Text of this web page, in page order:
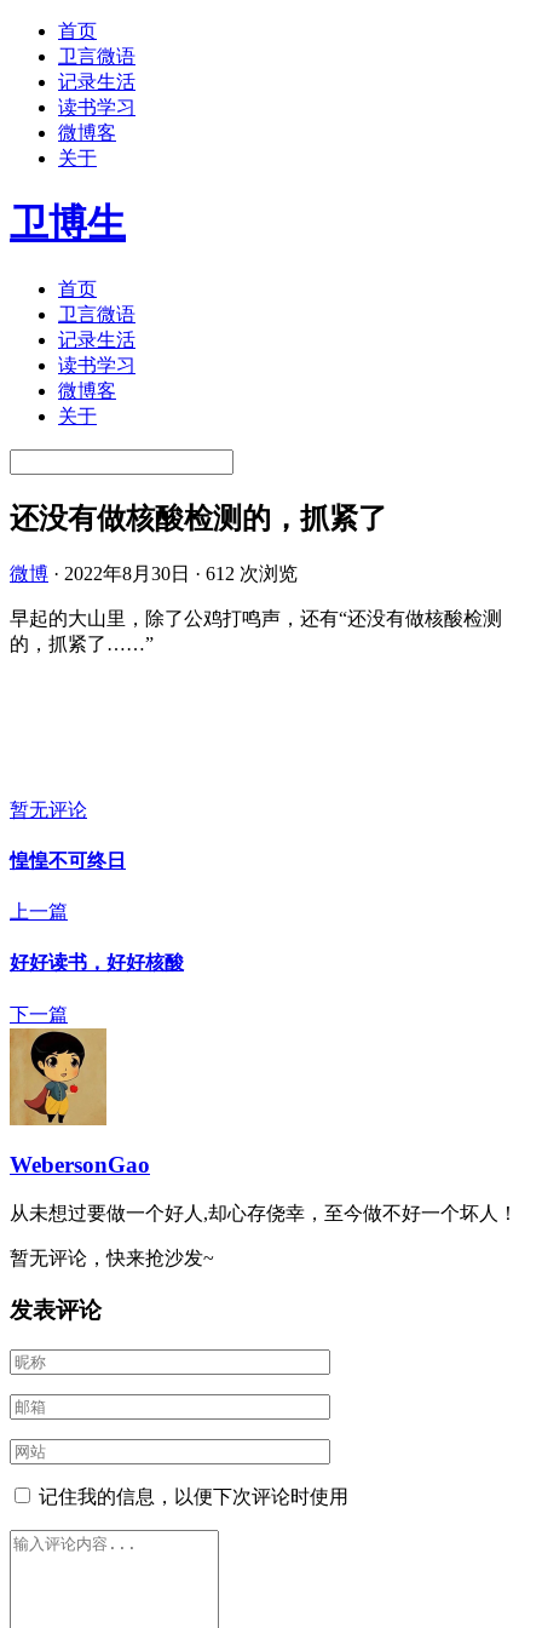
首页
卫言微语
记录生活
读书学习
微博客
关于
卫博生
首页
卫言微语
记录生活
读书学习
微博客
关于
还没有做核酸检测的，抓紧了
微博 · 2022年8月30日 · 612 次浏览
早起的大山里，除了公鸡打鸣声，还有“还没有做核酸检测
的，抓紧了……” ​​​
暂无评论
惶惶不可终日
上一篇
好好读书，好好核酸
下一篇
WebersonGao
从未想过要做一个好人,却心存侥幸，至今做不好一个坏人！
暂无评论，快来抢沙发~
发表评论
记住我的信息，以便下次评论时使用